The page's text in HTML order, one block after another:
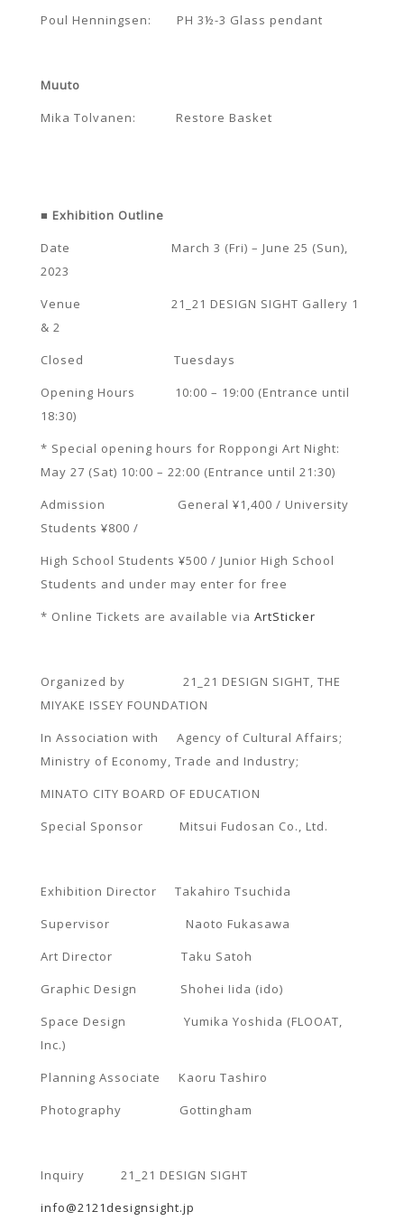
Poul Henningsen: PH 3½-3 Glass pendant
Muuto
Mika Tolvanen: Restore Basket
■ Exhibition Outline
Date March 3 (Fri) – June 25 (Sun),
2023
Venue 21_21 DESIGN SIGHT Gallery 1
& 2
Closed Tuesdays
Opening Hours 10:00 – 19:00 (Entrance until
18:30)
* Special opening hours for Roppongi Art Night:
May 27 (Sat) 10:00 – 22:00 (Entrance until 21:30)
Admission General ¥1,400 / University
Students ¥800 /
High School Students ¥500 / Junior High School
Students and under may enter for free
* Online Tickets are available via ArtSticker
Organized by 21_21 DESIGN SIGHT, THE
MIYAKE ISSEY FOUNDATION
In Association with Agency of Cultural Affairs;
Ministry of Economy, Trade and Industry;
MINATO CITY BOARD OF EDUCATION
Special Sponsor Mitsui Fudosan Co., Ltd.
Exhibition Director Takahiro Tsuchida
Supervisor Naoto Fukasawa
Art Director Taku Satoh
Graphic Design Shohei Iida (ido)
Space Design Yumika Yoshida (FLOOAT,
Inc.)
Planning Associate Kaoru Tashiro
Photography Gottingham
Inquiry 21_21 DESIGN SIGHT
info@2121designsight.jp